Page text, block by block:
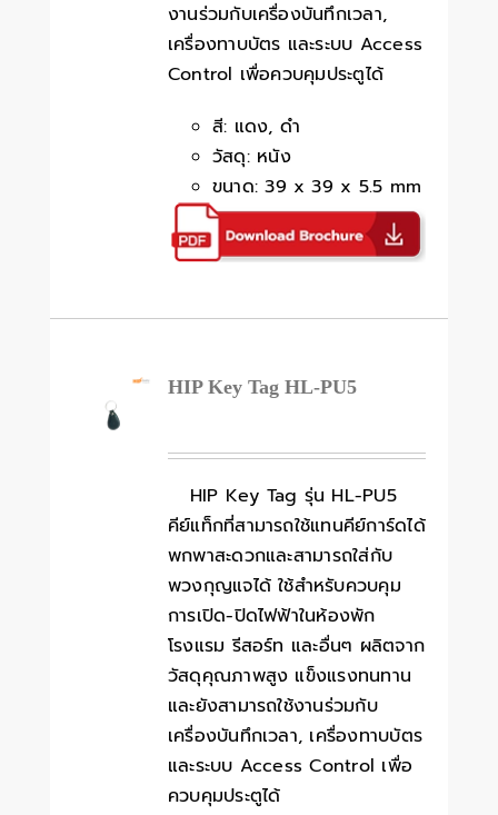
งานร่วมกับเครื่องบันทึกเวลา,
เครื่องทาบบัตร และระบบ Access
Control เพื่อควบคุมประตูได้
สี: แดง, ดำ
วัสดุ: หนัง
ขนาด: 39 x 39 x 5.5 mm
HIP Key Tag HL-PU5
HIP Key Tag รุ่น HL-PU5
คีย์แท็กที่สามารถใช้แทนคีย์การ์ดได้
พกพาสะดวกและสามารถใส่กับ
พวงกุญแจได้ ใช้สำหรับควบคุม
การเปิด-ปิดไฟฟ้าในห้องพัก
โรงแรม รีสอร์ท และอื่นๆ ผลิตจาก
วัสดุคุณภาพสูง แข็งแรงทนทาน
และยังสามารถใช้งานร่วมกับ
เครื่องบันทึกเวลา, เครื่องทาบบัตร
และระบบ Access Control เพื่อ
ควบคุมประตูได้